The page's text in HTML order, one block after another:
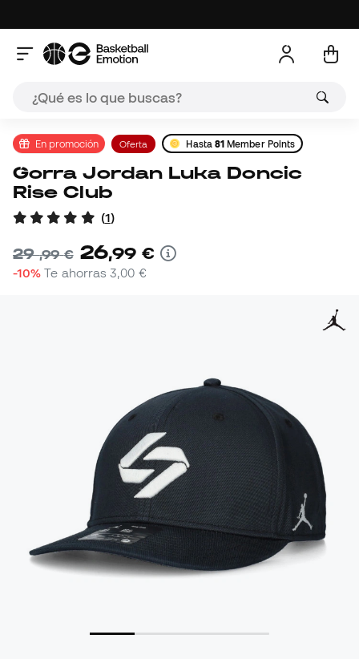
En promoción Oferta Hasta 81 Member Points
Gorra Jordan Luka Doncic
Rise Club
(1)
29,99 € 26,99 €
-10% Te ahorras3,00 €